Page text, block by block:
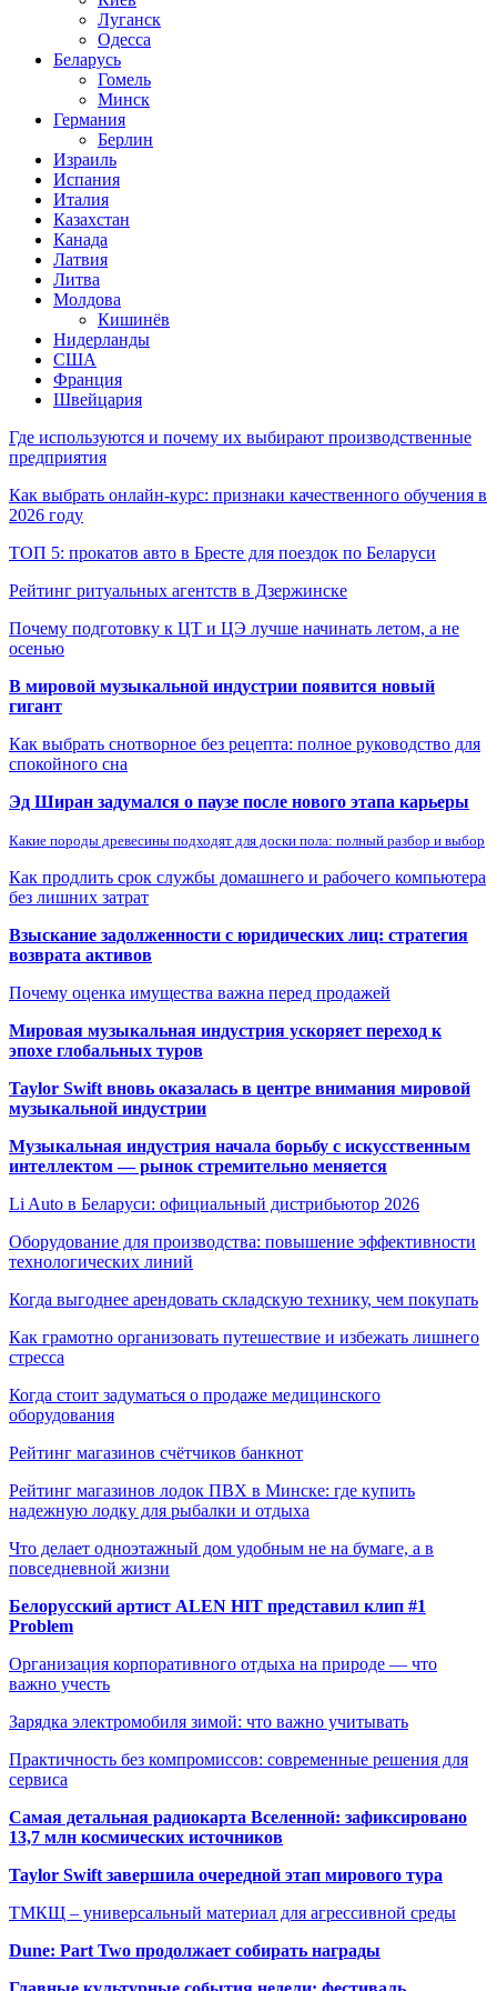
Луганск
Одесса
Беларусь
Гомель
Минск
Германия
Берлин
Израиль
Испания
Италия
Казахстан
Канада
Латвия
Литва
Молдова
Кишинёв
Нидерланды
США
Франция
Швейцария
Где используются и почему их выбирают производственные
предприятия
Как выбрать онлайн-курс: признаки качественного обучения в
2026 году
ТОП 5: прокатов авто в Бресте для поездок по Беларуси
Рейтинг ритуальных агентств в Дзержинске
Почему подготовку к ЦТ и ЦЭ лучше начинать летом, а не
осенью
В мировой музыкальной индустрии появится новый
гигант
Как выбрать снотворное без рецепта: полное руководство для
спокойного сна
Эд Ширан задумался о паузе после нового этапа карьеры
Какие породы древесины подходят для доски пола: полный разбор и выбор
Как продлить срок службы домашнего и рабочего компьютера
без лишних затрат
Взыскание задолженности с юридических лиц: стратегия
возврата активов
Почему оценка имущества важна перед продажей
Мировая музыкальная индустрия ускоряет переход к
эпохе глобальных туров
Taylor Swift вновь оказалась в центре внимания мировой
музыкальной индустрии
Музыкальная индустрия начала борьбу с искусственным
интеллектом — рынок стремительно меняется
Li Auto в Беларуси: официальный дистрибьютор 2026
Оборудование для производства: повышение эффективности
технологических линий
Когда выгоднее арендовать складскую технику, чем покупать
Как грамотно организовать путешествие и избежать лишнего
стресса
Когда стоит задуматься о продаже медицинского
оборудования
Рейтинг магазинов счётчиков банкнот
Рейтинг магазинов лодок ПВХ в Минске: где купить
надежную лодку для рыбалки и отдыха
Что делает одноэтажный дом удобным не на бумаге, а в
повседневной жизни
Белорусский артист ALEN HIT представил клип #1
Problem
Организация корпоративного отдыха на природе — что
важно учесть
Зарядка электромобиля зимой: что важно учитывать
Практичность без компромиссов: современные решения для
сервиса
Самая детальная радиокарта Вселенной: зафиксировано
13,7 млн космических источников
Taylor Swift завершила очередной этап мирового тура
ТМКЩ – универсальный материал для агрессивной среды
Dune: Part Two продолжает собирать награды